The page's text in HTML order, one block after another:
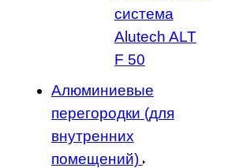
система
Alutech ALT
F 50
Алюминиевые
перегородки (для
внутренних
помещений)